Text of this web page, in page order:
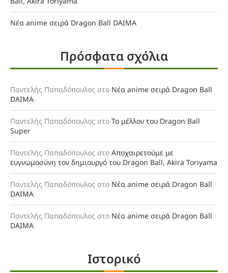
Νέα anime σειρά Dragon Ball DAIMA
Πρόσφατα σχόλια
Παντελής Παπαδόπουλος στο Νέα anime σειρά Dragon Ball
DAIMA
Παντελής Παπαδόπουλος στο Το μέλλον του Dragon Ball
Super
Παντελής Παπαδόπουλος στο Αποχαιρετούμε με
ευγνωμοσύνη τον δημιουργό του Dragon Ball, Akira Toriyama
Παντελής Παπαδόπουλος στο Νέα anime σειρά Dragon Ball
DAIMA
Παντελής Παπαδόπουλος στο Νέα anime σειρά Dragon Ball
DAIMA
Ιστορικό